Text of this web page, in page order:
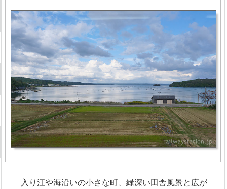
入り江や海沿いの小さな町、緑深い田舎風景と広が